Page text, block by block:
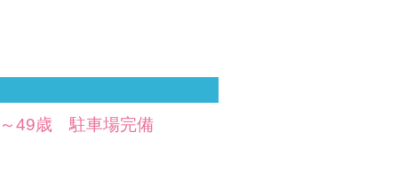
～49歳 駐車場完備